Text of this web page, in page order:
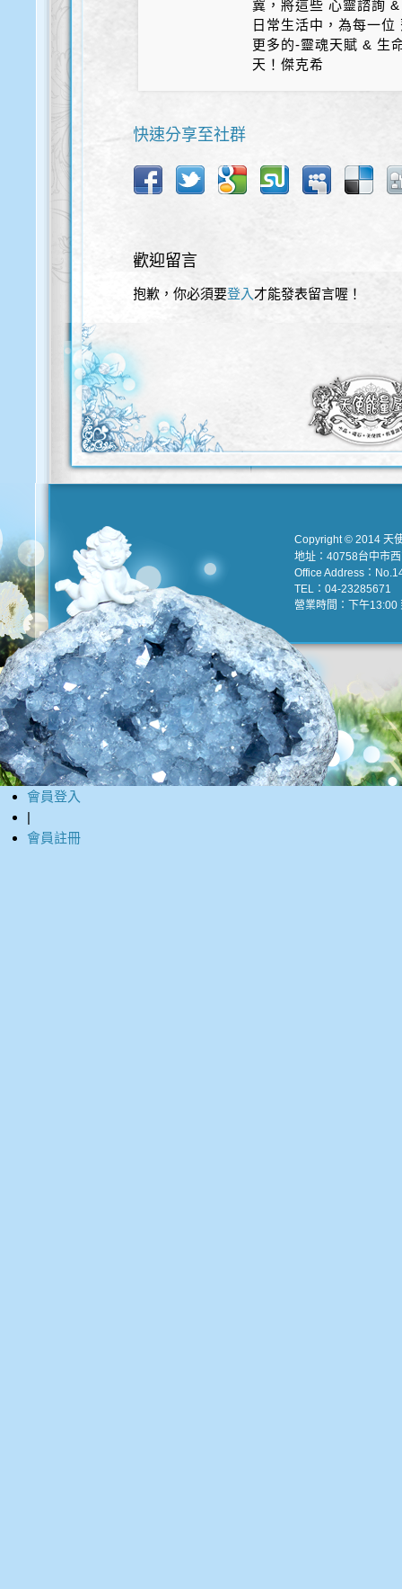
冀，將這些 心靈諮詢
日常生活中，為每一
更多的-靈魂天賦 & 生
天！傑克希
快速分享至社群
歡迎留言
抱歉，你必須要登入 才能發表留言喔！
Copyright © 2014 天
地址：40758台中市
Office Address：
TEL：04-23285671
營業時間：下午13:00
會員登入
|
會員註冊